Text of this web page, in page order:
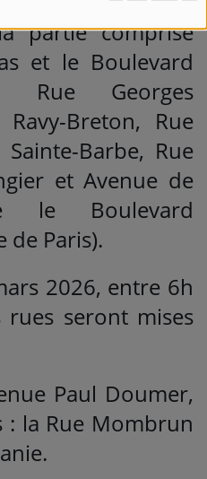
partie comprise
et le Boulevard
Rue Georges
Ravy-Breton, Rue
Sainte-Barbe, Rue
et Avenue de
le Boulevard
de Paris).
2026, entre 6h
seront mises
Paul Doumer,
: la Rue Mombrun